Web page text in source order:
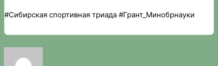
#Сибирская спортивная триада #Грант_Минобрнауки